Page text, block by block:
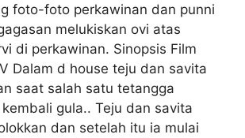
foto-foto perkawinan dan punni
melukiskan ovi atas
di perkawinan. Sinopsis Film
Dalam d house teju dan savita
saat salah satu tetangga
gula.. Teju dan savita
dan setelah itu ia mulai